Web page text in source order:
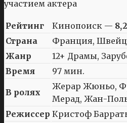
Рейтинг Кинопоиск —
Страна
Франция,
Жанр
12+ Драмы,
Время
97 мин.
В ролях
Жерар Жюньо,
Мерад, Жан-
Режиссер Кристоф